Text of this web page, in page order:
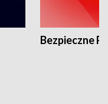
Bezpieczne